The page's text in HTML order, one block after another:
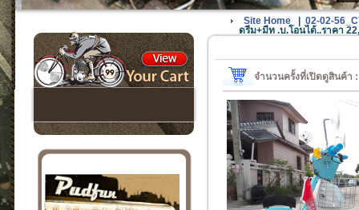
Site Home| 02-02-
ดรีม+มีท .บ.โอนได้..ราคา
จำนวนครั้งที่เปิดดูสินค้า